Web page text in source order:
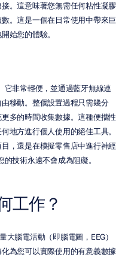
。這意味著您無需任何粘性凝膠
。這是一個在日常使用中帶來巨
始您的體驗。
非常輕便，並通過藍牙無線連
移動。整個設置過程只需幾分
多的時間收集數據。這種便攜性
地方進行個人使用的絕佳工具。
目，還是在模擬零售店中進行神經
技術永遠不會成為阻礙。
工作？
腦電活動（即腦電圖，EEG）
為您可以實際使用的有意義數據